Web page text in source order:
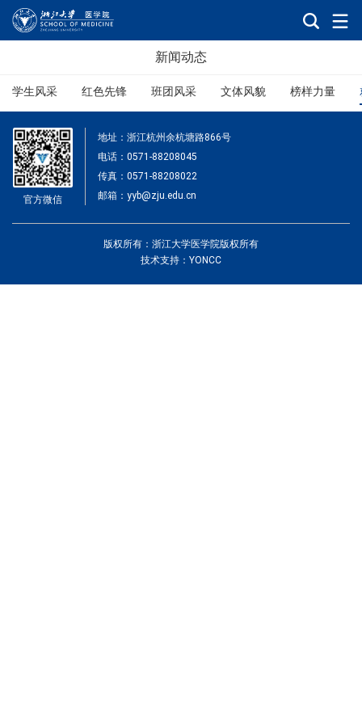
新闻动态
学生风采 红色先锋 班团风采 文体风貌 榜样力量
官方微信
地址：浙江杭州余杭塘路866号
电话：0571-88208045
传真：0571-88208022
邮箱：yyb@zju.edu.cn
版权所有：浙江大学医学院版权所有
技术支持：YONCC